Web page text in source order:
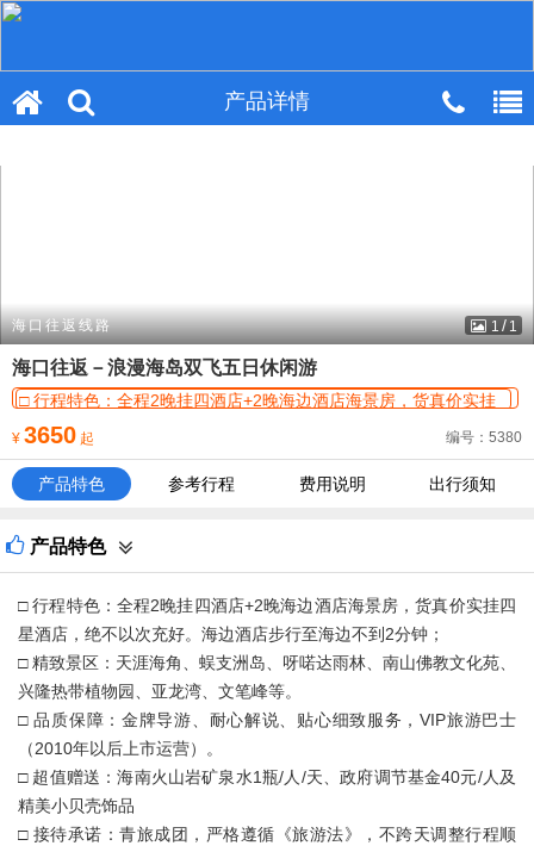
产品详情
1 / 1
海口往返线路
海口往返－浪漫海岛双飞五日休闲游
□ 行程特色：全程2晚挂四酒店+2晚海边酒店海景房，货真价实挂
□ 精致景区：天涯海角、蜈支洲岛、呀喏达雨林、南山佛教文化
苑、兴隆热带植物园、亚龙湾、文笔峰等。
□ 品质保障：金牌导游、耐心解说、贴心细致服务，VIP旅游巴士
（2010年以后上市运营）。
□ 超值赠送：海南火山岩矿泉水1瓶/人/天、政府调节基金40元/人
及精美小贝壳饰品
¥ 3650 起 编号：5380
产品特色 参考行程 费用说明 出行须知
产品特色
□ 行程特色：全程2晚挂四酒店+2晚海边酒店海景房，货真价实挂四
星酒店，绝不以次充好。海边酒店步行至海边不到2分钟；
□ 精致景区：天涯海角、蜈支洲岛、呀喏达雨林、南山佛教文化苑、
兴隆热带植物园、亚龙湾、文笔峰等。
□ 品质保障：金牌导游、耐心解说、贴心细致服务，VIP旅游巴士
（2010年以后上市运营）。
□ 超值赠送：海南火山岩矿泉水1瓶/人/天、政府调节基金40元/人及
精美小贝壳饰品
□ 接待承诺：青旅成团，严格遵循《旅游法》，不跨天调整行程顺